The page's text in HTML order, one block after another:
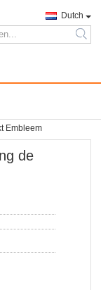
Dutch
search
Embleem
de